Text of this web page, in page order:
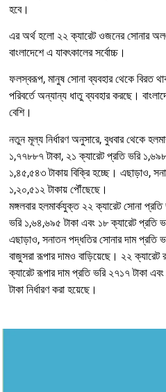
হবে।
এর অর্থ হলো ২২ ক্যারেট ওজনের সোনার
বাংলাদেশে এ যাবৎকালের সর্বোচ্চ।
ফলস্বরূপ, মানুষ সোনা ব্যবহার থেকে বিরত
পরিবর্তে অন্যান্য ধাতু ব্যবহার করছে।
বেশি।
নতুন মূল্য নির্ধারণ অনুসারে, বুধবার থেকে
১,৭৭৮৮৭ টাকা, ২১ ক্যারেট প্রতি ভরি
১,৪৫,৫৪৩ টাকায় বিক্রি হচ্ছে। এছাড়াও,
১,২০,৫১২ টাকায় পৌঁছেছে।
মঙ্গলবার হলমার্কযুক্ত ২২ ক্যারেট সোনা
ভরি ১,৬৪,৬৯৫ টাকা এবং ১৮ ক্যারেট প্রতি
এছাড়াও, সনাতন পদ্ধতির সোনার দাম প্রতি
বাজুসরা রূপার দামও বাড়িয়েছে। ২২
ক্যারেট রূপার দাম প্রতি ভরি ২৭১৭ টাকা
টাকা নির্ধারণ করা হয়েছে।